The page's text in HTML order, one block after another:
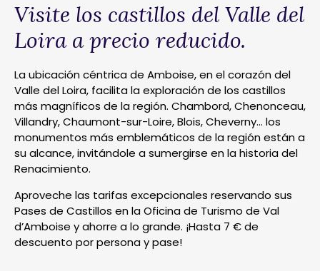
Visite los castillos del Valle del
Loira a precio reducido.
La ubicación céntrica de Amboise, en el corazón del
Valle del Loira, facilita la exploración de los castillos
más magníficos de la región. Chambord, Chenonceau,
Villandry, Chaumont-sur-Loire, Blois, Cheverny… los
monumentos más emblemáticos de la región están a
su alcance, invitándole a sumergirse en la historia del
Renacimiento.
Aproveche las tarifas excepcionales reservando sus
Pases de Castillos en la Oficina de Turismo de Val
d’Amboise y ahorre a lo grande. ¡Hasta 7 € de
descuento por persona y pase!